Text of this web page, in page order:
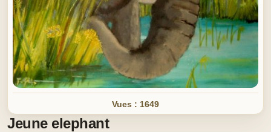
Vues : 1649
Jeune elephant